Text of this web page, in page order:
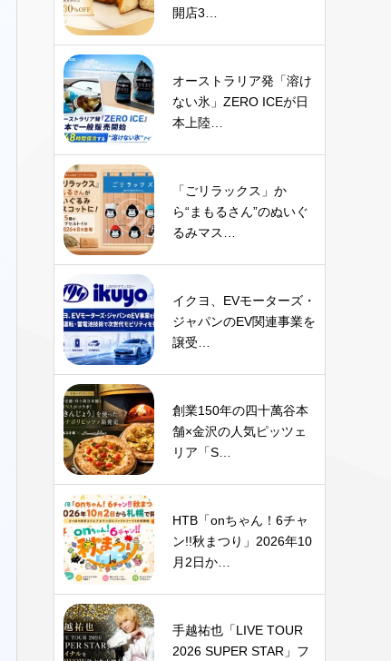
開店3…
オーストラリア発「溶け
ない氷」ZERO ICEが日
本上陸…
「ごリラックス」か
ら“まもるさん”のぬいぐ
るみマス…
イクヨ、EVモーターズ・
ジャパンのEV関連事業を
譲受…
創業150年の四十萬谷本
舗×金沢の人気ピッツェ
リア「S…
HTB「onちゃん！6チャ
ン!!秋まつり」2026年10
月2日か…
手越祐也「LIVE TOUR
2026 SUPER STAR」フ